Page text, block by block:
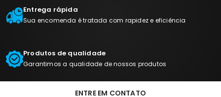
Entrega rápida
Sua encomenda é tratada com rapidez e eficiência
Produtos de qualidade
Garantimos a qualidade de nossos produtos
ENTRE EM CONTATO